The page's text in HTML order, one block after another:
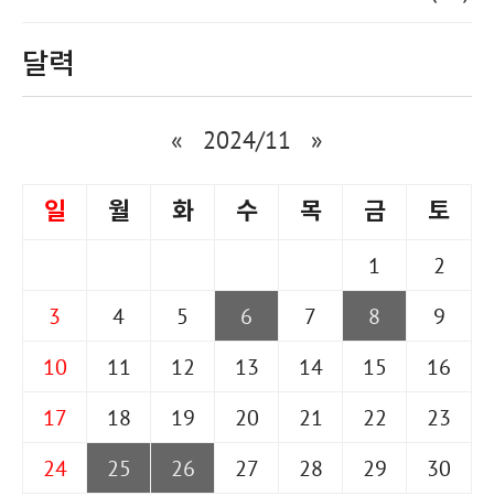
달력
« 2024/11 »
일 월 화 수 목 금 토
1
2
3
4 5 6 7 8
9
10
11 12 13 14 15
16
17
18 19 20 21 22
23
24
25 26 27 28 29 30